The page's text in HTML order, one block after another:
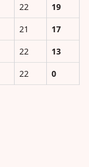
22
19
21
17
22
13
22 0